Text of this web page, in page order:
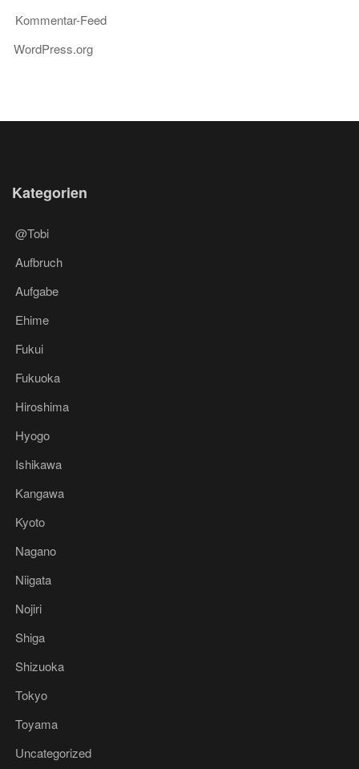
Kommentar-Feed
WordPress.org
Kategorien
@Tobi
Aufbruch
Aufgabe
Ehime
Fukui
Fukuoka
Hiroshima
Hyogo
Ishikawa
Kangawa
Kyoto
Nagano
Niigata
Nojiri
Shiga
Shizuoka
Tokyo
Toyama
Uncategorized